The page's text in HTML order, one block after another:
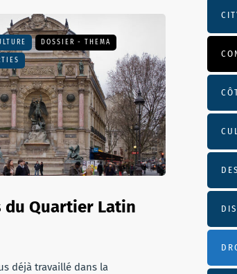
DOSSIER - THEMA
du Quartier Latin
déjà travaillé dans la